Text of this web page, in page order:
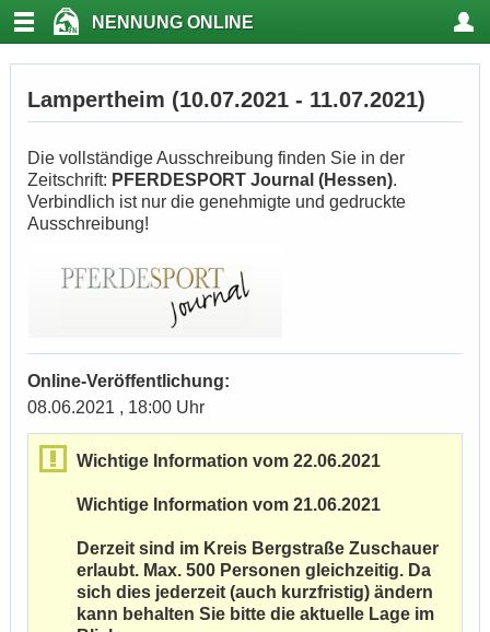
NENNUNG ONLINE
Lampertheim (10.07.2021 - 11.07.2021)
Die vollständige Ausschreibung finden Sie in der
Zeitschrift: PFERDESPORT Journal (Hessen).
Verbindlich ist nur die genehmigte und gedruckte
Ausschreibung!
Online-Veröffentlichung:
08.06.2021 , 18:00 Uhr
Wichtige Information vom 22.06.2021
Wichtige Information vom 21.06.2021
Derzeit sind im Kreis Bergstraße Zuschauer
erlaubt. Max. 500 Personen gleichzeitig. Da
sich dies jederzeit (auch kurzfristig) ändern
kann behalten Sie bitte die aktuelle Lage im